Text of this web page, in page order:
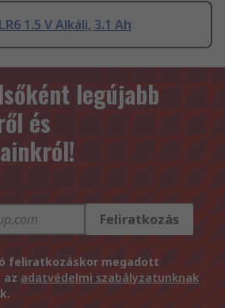
1.5 V Alkáli, 3.1 Ah
legújabb
és
Feliratkozás
feliratkozáskor megadott
az adatvédelmi szabályzatunknak